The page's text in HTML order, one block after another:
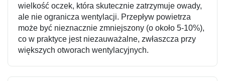
wielkość oczek, która skutecznie zatrzymuje owady,
ale nie ogranicza wentylacji. Przepływ powietrza
może być nieznacznie zmniejszony (o około 5-10%),
co w praktyce jest niezauważalne, zwłaszcza przy
większych otworach wentylacyjnych.